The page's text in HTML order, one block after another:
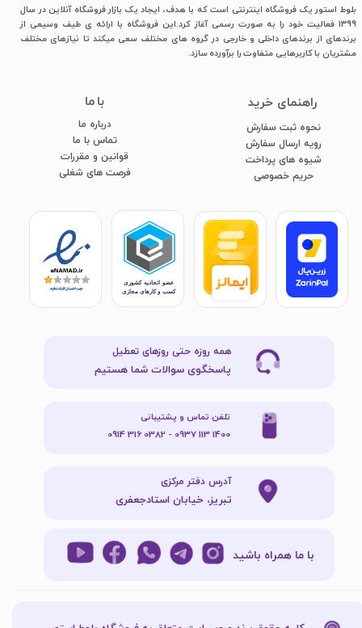
بلوط استور یک فروشگاه اینترنتی است که با هدف، ایجاد یک بازار فروشگاه آنلاین در سال
1399 فعالیت خود را به صورت رسمی آغاز کرد.این فروشگاه با ارائه ی طیف وسیعی از
برندهای از برندهای داخلی و خارجی در گروه های مختلف سعی میکند تا نیازهای مختلف
مشتریان با کاربرهایی متفاوت را برآورده سازد.
با ما
درباره ما
تماس با ما
قوانین و مقررات
فرصت های شغلی
​راهنمای خرید
نحوه ثبت سفارش
رویه ارسال سفارش
شیوه های پرداخت
​​​​​​​حریم خصوصی
با ما همراه باشید
همه روزه حتی روزهای تعطیل
پاسخگوی سوالات شما هستیم
آدرس دفتر مرکزی
تبریز، خیابان استادجعفری
تلفن تماس و پشتیبانی
1400 113 0937 - 0382 316 0914